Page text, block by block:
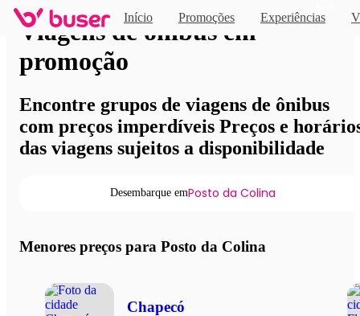
Início Promoções Experiências
Viagens de ônibus em
promoção
Encontre grupos de viagens de ônibus
com preços imperdíveis Preços e
das viagens sujeitos a disponibilidade
Desembarque emPosto da Colina
Menores preços para Posto da Colina
Chapecó